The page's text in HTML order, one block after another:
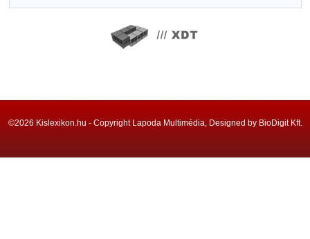
©2026 Kislexikon.hu - Copyright Lapoda Multimédia, Designed by BioDigit Kft.